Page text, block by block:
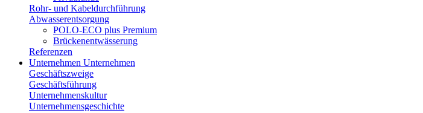
Rohr- und Kabeldurchführung
Abwasserentsorgung
POLO-ECO plus Premium
Brückenentwässerung
Referenzen
Unternehmen Unternehmen
Geschäftszweige
Geschäftsführung
Unternehmenskultur
Unternehmensgeschichte